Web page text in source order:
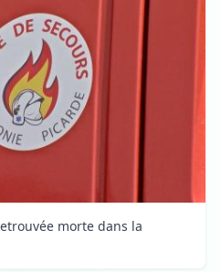
morte dans la